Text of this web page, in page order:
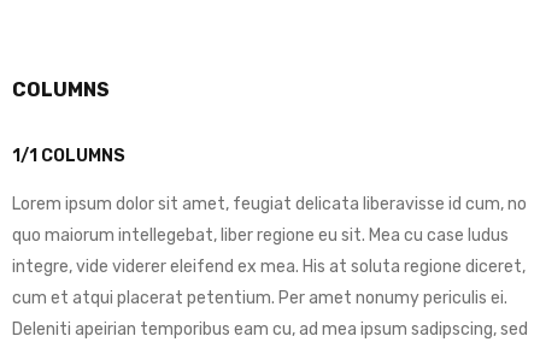
COLUMNS
1/1 COLUMNS
Lorem ipsum dolor sit amet, feugiat delicata liberavisse id cum, no
quo maiorum intellegebat, liber regione eu sit. Mea cu case ludus
integre, vide viderer eleifend ex mea. His at soluta regione diceret,
cum et atqui placerat petentium. Per amet nonumy periculis ei.
Deleniti apeirian temporibus eam cu, ad mea ipsum sadipscing, sed